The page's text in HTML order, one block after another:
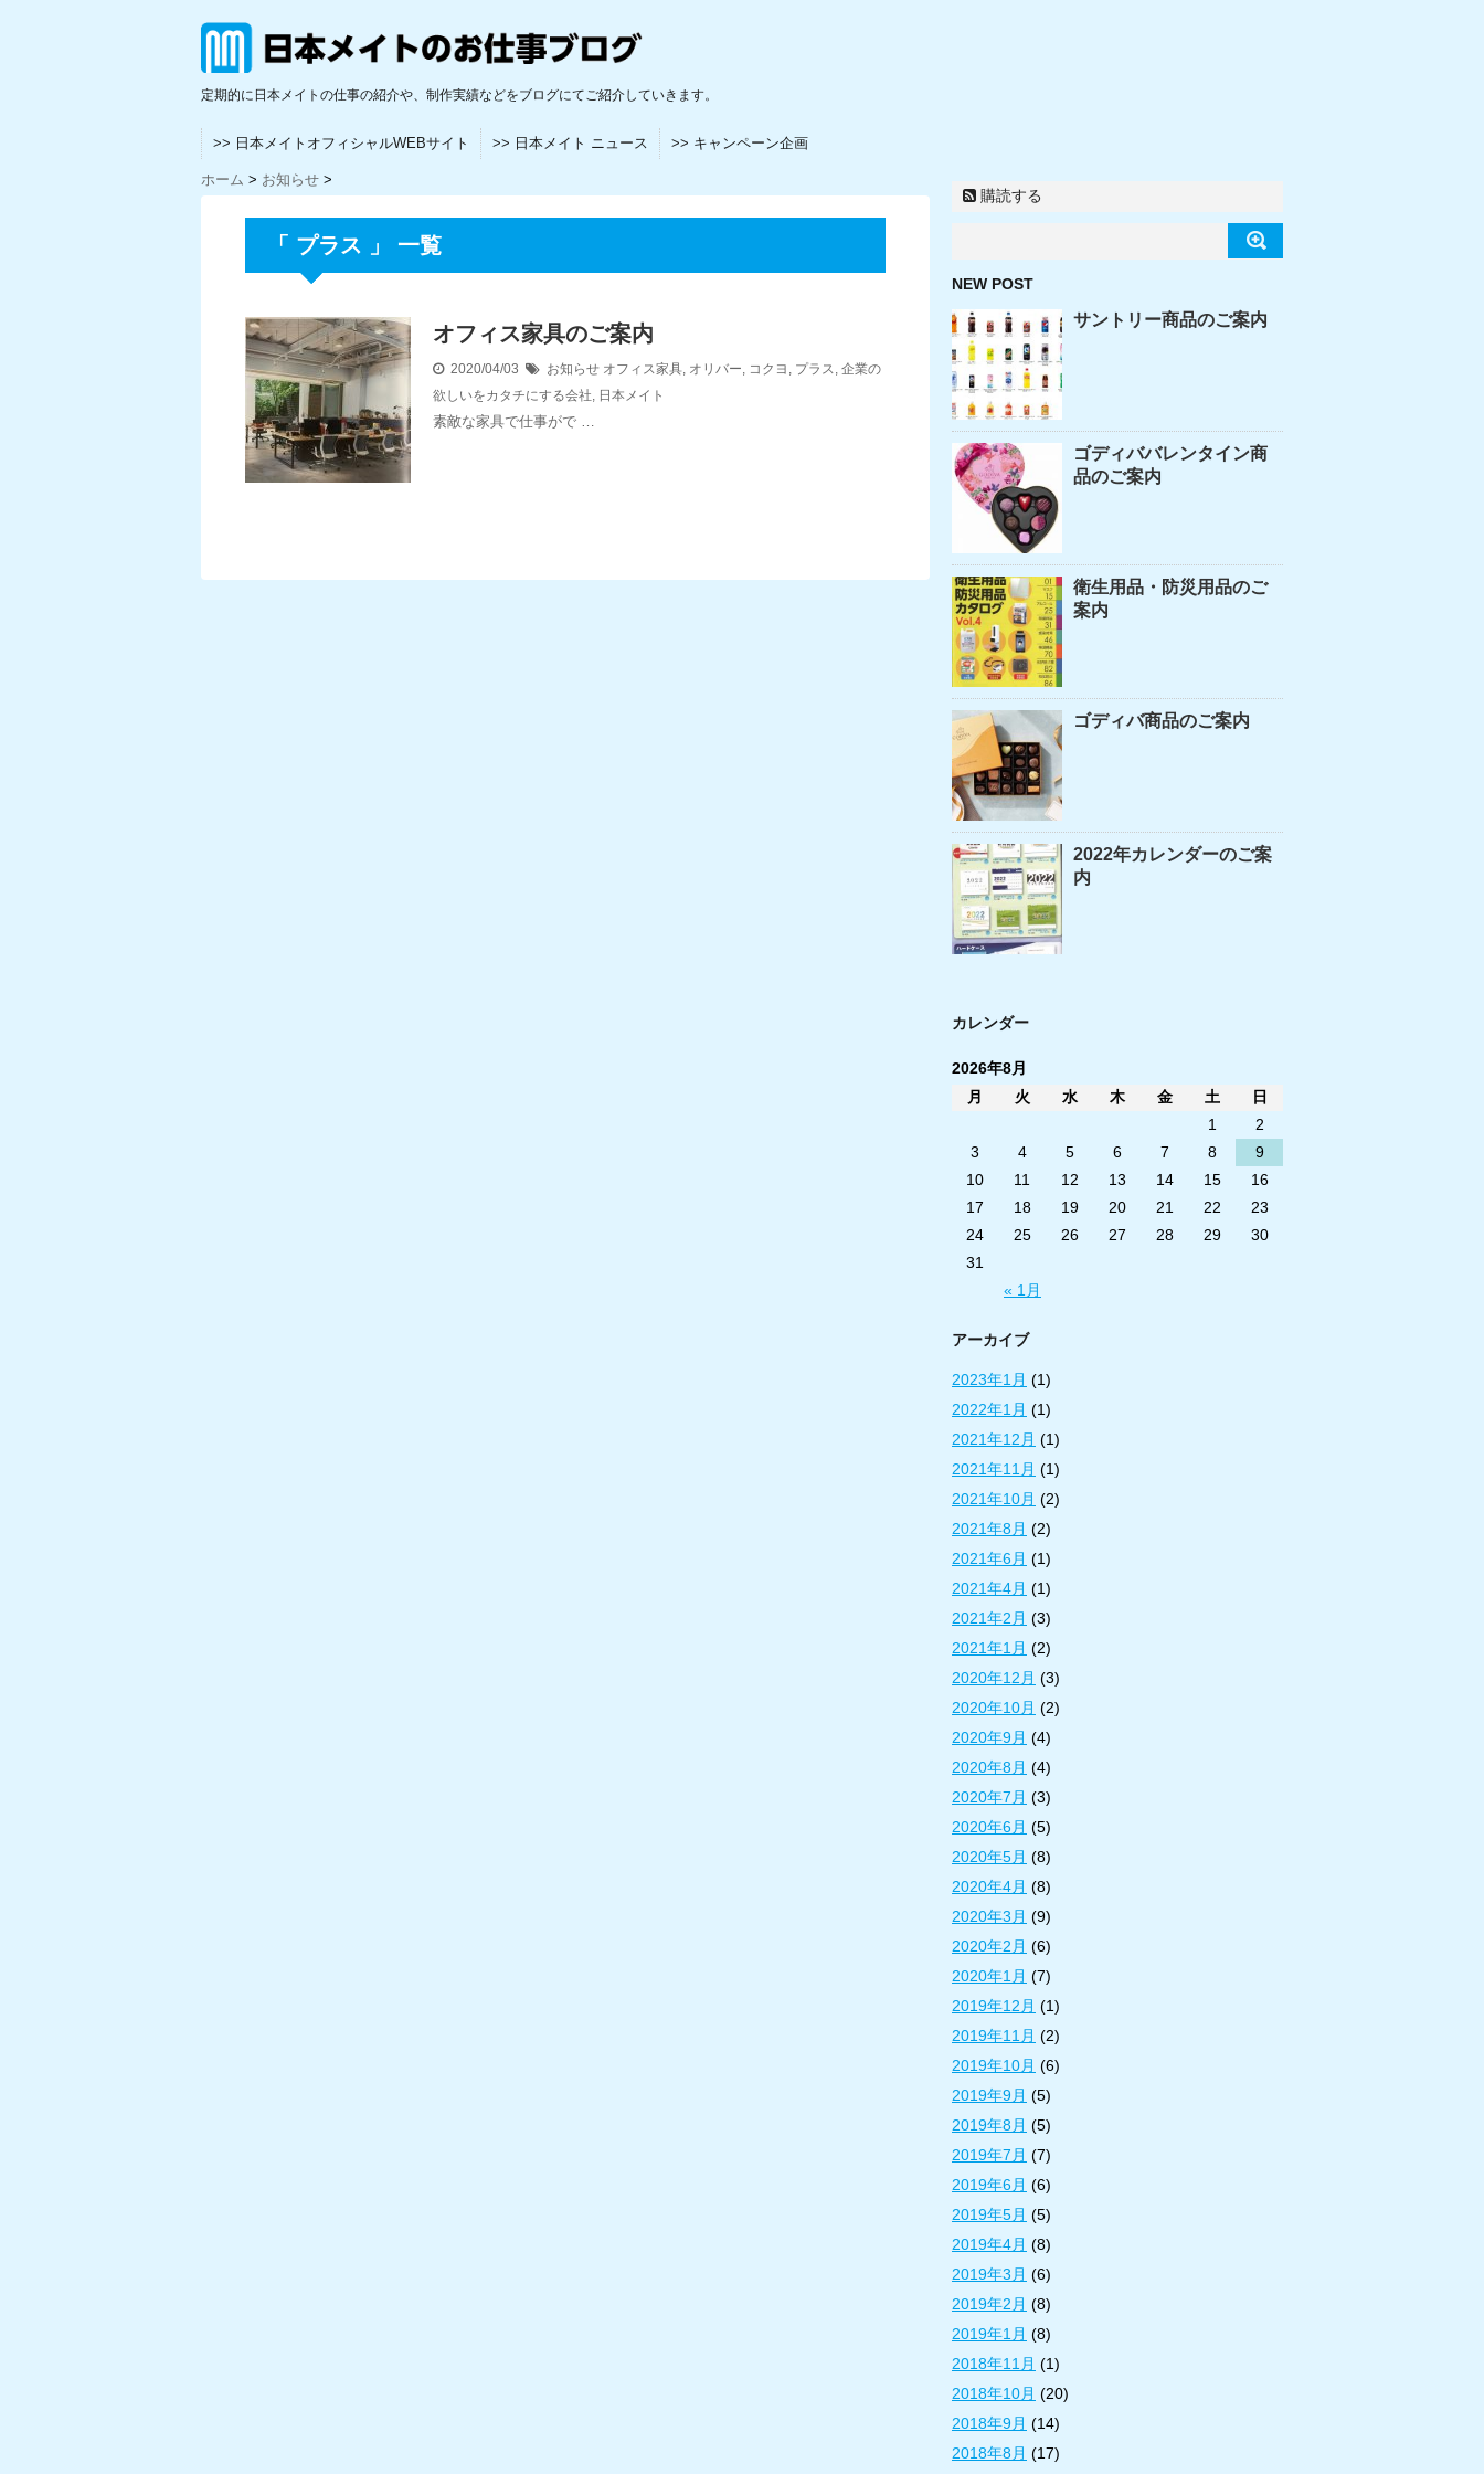
定期的に日本メイトの仕事の紹介や、制作実績などをブログにてご紹介していきます。
>> 日本メイトオフィシャルWEBサイト >> 日本メイト ニュース >> キャンペーン企画
ホーム > お知らせ >
「 プラス 」 一覧
オフィス家具のご案内
2020/04/03 お知らせ オフィス家具 オリバー コクヨ プラス 企業の
欲しいをカタチにする会社
日本メイト
素敵な家具で仕事がで …
購読する
NEW POST
サントリー商品のご案内
ゴディババレンタイン商
品のご案内
衛生用品・防災用品のご
案内
ゴディバ商品のご案内
2022年カレンダーのご案
内
カレンダー
2026年8月
月
火 水 木 金 土 日
« 1月
1
2
3
4 5 6 7 8
9
10
11 12 13 14 15
16
17
18 19 20 21 22
23
24
25 26 27 28 29
30
31
アーカイブ
2023年1月 (1)
2022年1月 (1)
2021年12月 (1)
2021年11月 (1)
2021年10月 (2)
2021年8月 (2)
2021年6月 (1)
2021年4月 (1)
2021年2月 (3)
2021年1月 (2)
2020年12月 (3)
2020年10月 (2)
2020年9月 (4)
2020年8月 (4)
2020年7月 (3)
2020年6月 (5)
2020年5月 (8)
2020年4月 (8)
2020年3月 (9)
2020年2月 (6)
2020年1月 (7)
2019年12月 (1)
2019年11月 (2)
2019年10月 (6)
2019年9月 (5)
2019年8月 (5)
2019年7月 (7)
2019年6月 (6)
2019年5月 (5)
2019年4月 (8)
2019年3月 (6)
2019年2月 (8)
2019年1月 (8)
2018年11月 (1)
2018年10月 (20)
2018年9月 (14)
2018年8月 (17)